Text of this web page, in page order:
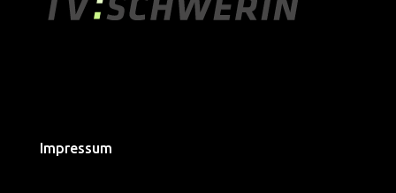
Impressum